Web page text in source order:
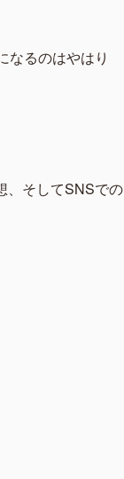
なるのはやはり
、そしてSNSでの